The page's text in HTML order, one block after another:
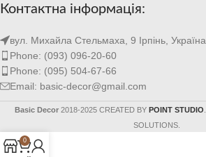
Контактна інформація:
вул. Михайла Стельмаха, 9 Ірпінь, Україна
Phone: (093) 096-20-60
Phone: (095) 504-67-66
Email: basic-decor@gmail.com
Basic Decor 2018-2025 CREATED BY POINT STUDIO
SOLUTIONS.
0